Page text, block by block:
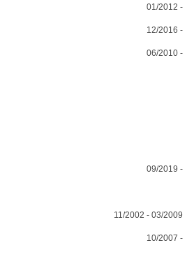
01/2012 -
12/2016 -
06/2010 -
09/2019 -
11/2002 - 03/2009
10/2007 -